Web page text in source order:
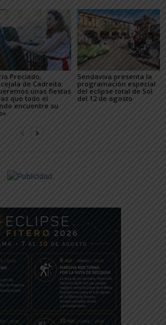
Preciado,
de Cadreita:
unas fiestas
que todo el
encuentre su
Sendaviva presenta la
programación especial
del eclipse total de Sol
del 12 de agosto